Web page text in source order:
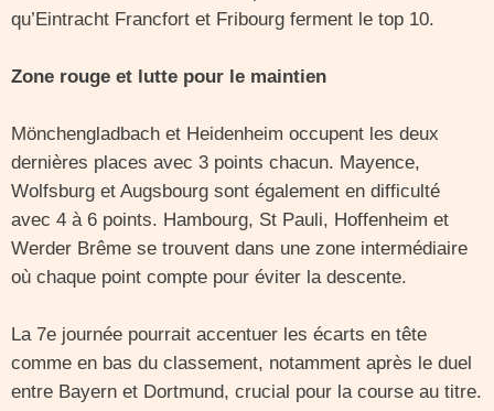
qu’Eintracht Francfort et Fribourg ferment le top 10.
Zone rouge et lutte pour le maintien
Mönchengladbach et Heidenheim occupent les deux
dernières places avec 3 points chacun. Mayence,
Wolfsburg et Augsbourg sont également en difficulté
avec 4 à 6 points. Hambourg, St Pauli, Hoffenheim et
Werder Brême se trouvent dans une zone intermédiaire
où chaque point compte pour éviter la descente.
La 7e journée pourrait accentuer les écarts en tête
comme en bas du classement, notamment après le duel
entre Bayern et Dortmund, crucial pour la course au titre.